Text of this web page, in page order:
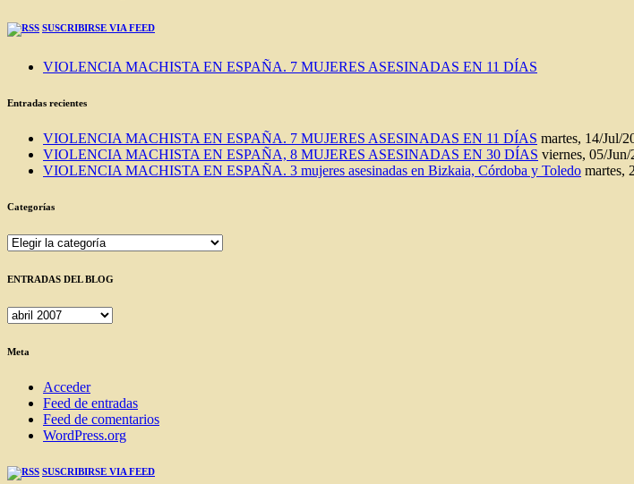
SUSCRIBIRSE VIA FEED
VIOLENCIA MACHISTA EN ESPAÑA. 7 MUJERES ASESINADAS EN 11 DÍAS
Entradas recientes
VIOLENCIA MACHISTA EN ESPAÑA. 7 MUJERES ASESINADAS EN 11 DÍAS martes, 14/Jul/
VIOLENCIA MACHISTA EN ESPAÑA, 8 MUJERES ASESINADAS EN 30 DÍAS viernes, 05/Jun/
VIOLENCIA MACHISTA EN ESPAÑA. 3 mujeres asesinadas en Bizkaia, Córdoba y Toledo martes,
Categorías
Categorías
ENTRADAS DEL BLOG
ENTRADAS
BLOG
Meta
Acceder
Feed de entradas
Feed de comentarios
WordPress.org
SUSCRIBIRSE VIA FEED